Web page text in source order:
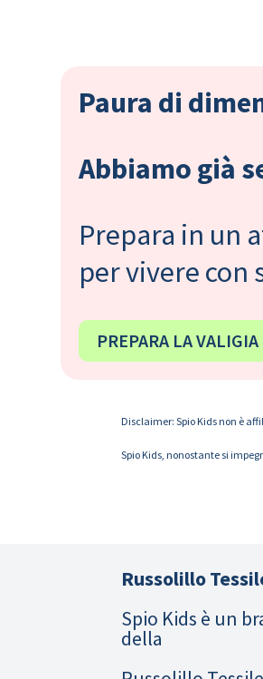
Paura di
Abbiamo già
Prepara in un
per vivere
PREPARA LA VALIGIA
Disclaimer: Spio Kids non è
Spio Kids, nonostante si
Russolillo
Spio Kids è un
della